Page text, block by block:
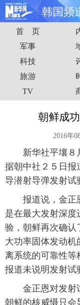
韩国频
首页
娱乐
时尚
图片
金融
富媒体
新华电视中文
首 页
军事
科技
旅游
TV
朝鲜成
2016年
新华社平壤８
据朝中社２５日报
导潜射导弹发射试
报道说，金正恩
是在最大发射深
验，朝鲜再次确认
大功率固体发动机
离系统的可靠性等
报道未说明发射试
金正恩对发射
朝鲜的核威慑只会